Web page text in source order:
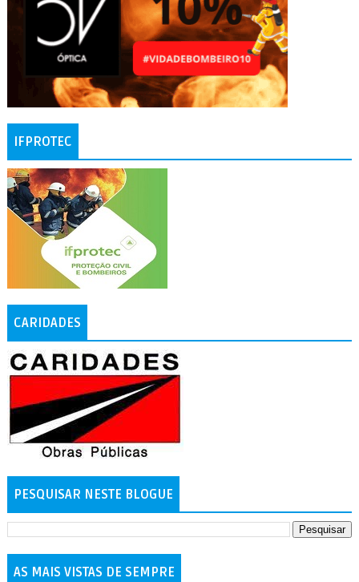
IFPROTEC
CARIDADES
PESQUISAR NESTE BLOGUE
AS MAIS VISTAS DE SEMPRE